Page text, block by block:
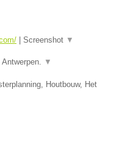
| Screenshot ▼
▼
Houtbouw, Het